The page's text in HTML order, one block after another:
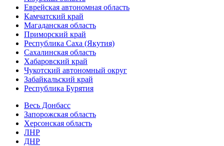
Еврейская автономная область
Камчатский край
Магаданская область
Приморский край
Республика Саха (Якутия)
Сахалинская область
Хабаровский край
Чукотский автономный округ
Забайкальский край
Республика Бурятия
Весь Донбасс
Запорожская область
Херсонская область
ЛНР
ДНР